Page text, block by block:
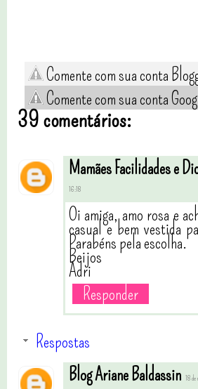
Comente com sua conta
Comente com sua conta
39 comentários:
Mamães Facilidades e
16:18
Oi amiga, amo rosa e
casual e bem vestida
Parabéns pela escolha.
Beijos
Adri
Responder
Respostas
Blog Ariane Baldassin
18